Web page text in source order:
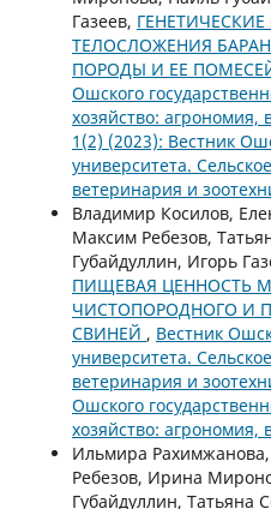
Газеев,
ТЕЛОСЛОЖЕНИЯ
ПОРОДЫ И ЕЕ
Ошского
хозяйство:
1(2) (2023): Вестник
университета.
ветеринария и
Владимир Косилов,
Максим Ребезов,
Губайдуллин, Игорь
ПИЩЕВАЯ ЦЕННОСТЬ
ЧИСТОПОРОДНОГО И
СВИНЕЙ , Вестник
университета.
ветеринария и
Ошского
хозяйство: агрономия,
Ильмира
Ребезов, Ирина
Губайдуллин, Татьяна